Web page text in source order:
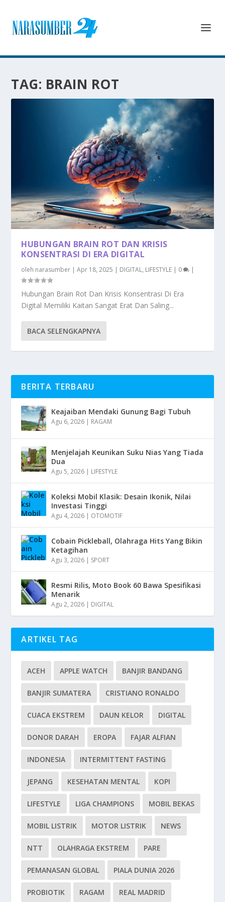
TAG: BRAIN ROT
HUBUNGAN BRAIN ROT DAN KRISIS
KONSENTRASI DI ERA DIGITAL
oleh narasumber |Apr 18, 2025 | DIGITAL, LIFESTYLE | 0 |
Hubungan Brain Rot Dan Krisis Konsentrasi Di Era
Digital Memiliki Kaitan Sangat Erat Dan Saling...
BACA SELENGKAPNYA
BERITA TERBARU
Keajaiban Mendaki Gunung Bagi Tubuh
Agu 6, 2026 | RAGAM
Menjelajah Keunikan Suku Nias Yang Tiada
Dua
Agu 5, 2026 | LIFESTYLE
Koleksi Mobil Klasik: Desain Ikonik, Nilai
Investasi Tinggi
Agu 4, 2026 | OTOMOTIF
Cobain Pickleball, Olahraga Hits Yang Bikin
Ketagihan
Agu 3, 2026 | SPORT
Resmi Rilis, Moto Book 60 Bawa Spesifikasi
Menarik
Agu 2, 2026 | DIGITAL
ARTIKEL TAG
ACEH APPLE WATCH BANJIR BANDANG
BANJIR SUMATERA CRISTIANO RONALDO
CUACA EKSTREM DAUN KELOR DIGITAL
DONOR DARAH EROPA FAJAR ALFIAN
INDONESIA INTERMITTENT FASTING
JEPANG KESEHATAN MENTAL KOPI
LIFESTYLE LIGA CHAMPIONS MOBIL BEKAS
MOBIL LISTRIK MOTOR LISTRIK NEWS
NTT OLAHRAGA EKSTREM PARE
PEMANASAN GLOBAL PIALA DUNIA 2026
PROBIOTIK RAGAM REAL MADRID